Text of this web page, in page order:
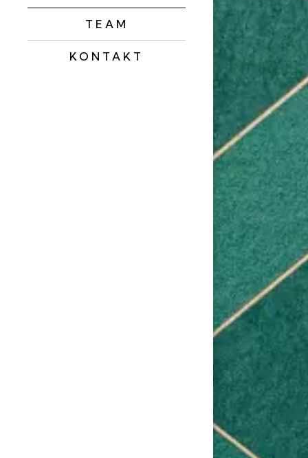
TEAM
KONTAKT